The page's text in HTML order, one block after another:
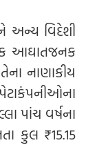
અન્ય વિદેશી
આઘાતજનક
નાણાકીય
પાંચ વર્ષના
કુલ ₹15.15